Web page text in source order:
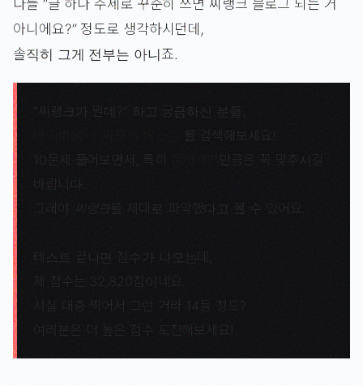
다들 “글 하나 주제로 꾸준히 쓰면 씨랭크 블로그 되는 거
아니에요?” 정도로 생각하시던데,
솔직히 그게 전부는 아니죠.
“씨랭크가 뭔데?” 하고 궁금하신 분들,
를 검색해보세요!
10문제 풀어보면서, 특히
만큼은 꼭 맞추시길
바랍니다.
그래야
씨랭크 를 제대로 파악했다고 볼 수 있어요.
테스트 끝나면 점수가 나오는데,
제 점수는 32,820점이네요.
사실 대충 찍어서 그런 거라 14등 정도?
여러분은 더 높은 점수 도전해보세요!